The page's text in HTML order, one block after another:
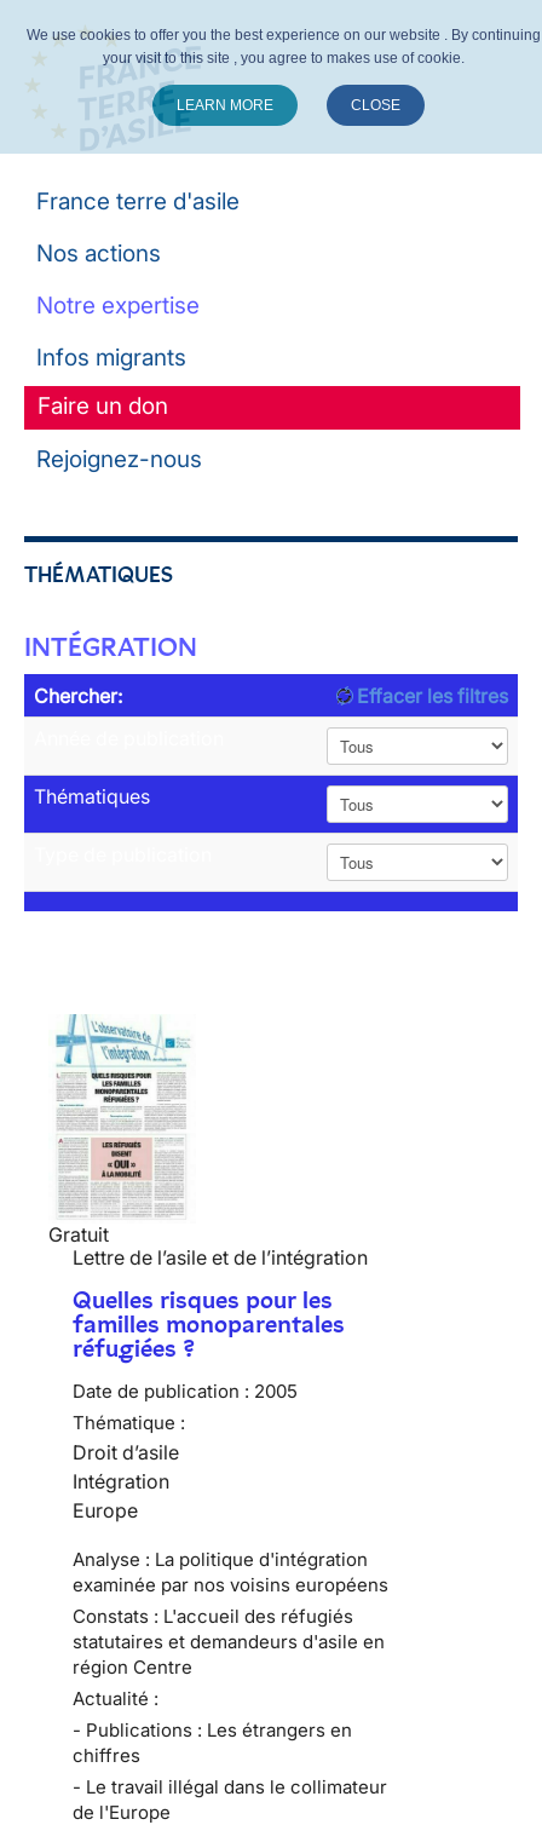
France terre d'asile
Nos actions
Notre expertise
Infos migrants
Faire un don
Rejoignez-nous
THÉMATIQUES
INTÉGRATION
Chercher:
Effacer les filtres
Thématiques
Gratuit
Lettre de l’asile et de l’intégration
Quelles risques pour les
familles monoparentales
réfugiées ?
Date de publication : 2005
Thématique :
Droit d’asile
Intégration
Europe
Analyse : La politique d'intégration
examinée par nos voisins européens
Constats : L'accueil des réfugiés
statutaires et demandeurs d'asile en
région Centre
Actualité :
- Publications : Les étrangers en
chiffres
- Le travail illégal dans le collimateur
de l'Europe
We use cookies to offer you the best experience on our website . By continuing
your visit to this site , you agree to makes use of cookie.
LEARN MORE CLOSE